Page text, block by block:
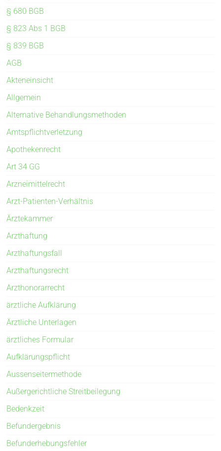
§ 680 BGB
§ 823 Abs 1 BGB
§ 839 BGB
AGB
Akteneinsicht
Allgemein
Alternative Behandlungsmethoden
Amtspflichtverletzung
Apothekenrecht
Art 34 GG
Arzneimittelrecht
Arzt-Patienten-Verhältnis
Ärztekammer
Arzthaftung
Arzthaftungsfall
Arzthaftungsrecht
Arzthonorarrecht
ärztliche Aufklärung
Ärztliche Unterlagen
ärztliches Formular
Aufklärungspflicht
Aussenseitermethode
Außergerichtliche Streitbeilegung
Bedenkzeit
Befundergebnis
Befunderhebungsfehler